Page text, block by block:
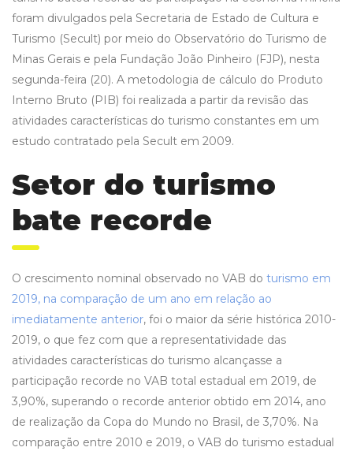
foram divulgados pela Secretaria de Estado de Cultura e
Turismo (Secult) por meio do Observatório do Turismo de
Minas Gerais e pela Fundação João Pinheiro (FJP), nesta
segunda-feira (20). A metodologia de cálculo do Produto
Interno Bruto (PIB) foi realizada a partir da revisão das
atividades características do turismo constantes em um
estudo contratado pela Secult em 2009.
Setor do turismo
bate recorde
O crescimento nominal observado no VAB do turismo em
2019, na comparação de um ano em relação ao
imediatamente anterior, foi o maior da série histórica 2010-
2019, o que fez com que a representatividade das
atividades características do turismo alcançasse a
participação recorde no VAB total estadual em 2019, de
3,90%, superando o recorde anterior obtido em 2014, ano
de realização da Copa do Mundo no Brasil, de 3,70%. Na
comparação entre 2010 e 2019, o VAB do turismo estadual